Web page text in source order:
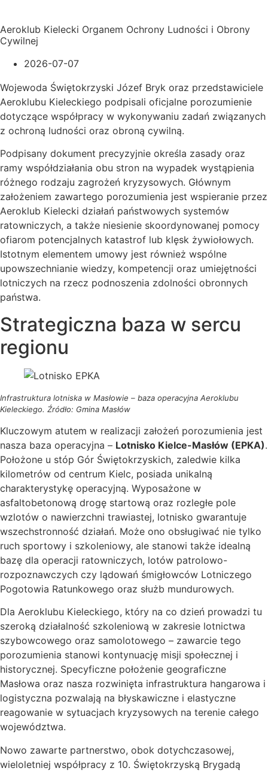
Aeroklub Kielecki Organem Ochrony Ludności i Obrony
Cywilnej
2026-07-07
Wojewoda Świętokrzyski Józef Bryk oraz przedstawiciele
Aeroklubu Kieleckiego podpisali oficjalne porozumienie
dotyczące współpracy w wykonywaniu zadań związanych
z ochroną ludności oraz obroną cywilną.
Podpisany dokument precyzyjnie określa zasady oraz
ramy współdziałania obu stron na wypadek wystąpienia
różnego rodzaju zagrożeń kryzysowych. Głównym
założeniem zawartego porozumienia jest wspieranie przez
Aeroklub Kielecki działań państwowych systemów
ratowniczych, a także niesienie skoordynowanej pomocy
ofiarom potencjalnych katastrof lub klęsk żywiołowych.
Istotnym elementem umowy jest również wspólne
upowszechnianie wiedzy, kompetencji oraz umiejętności
lotniczych na rzecz podnoszenia zdolności obronnych
państwa.
Strategiczna baza w sercu
regionu
Infrastruktura lotniska w Masłowie – baza operacyjna Aeroklubu
Kieleckiego. Źródło: Gmina Masłów
Kluczowym atutem w realizacji założeń porozumienia jest
nasza baza operacyjna – Lotnisko Kielce-Masłów (EPKA).
Położone u stóp Gór Świętokrzyskich, zaledwie kilka
kilometrów od centrum Kielc, posiada unikalną
charakterystykę operacyjną. Wyposażone w
asfaltobetonową drogę startową oraz rozległe pole
wzlotów o nawierzchni trawiastej, lotnisko gwarantuje
wszechstronność działań. Może ono obsługiwać nie tylko
ruch sportowy i szkoleniowy, ale stanowi także idealną
bazę dla operacji ratowniczych, lotów patrolowo-
rozpoznawczych czy lądowań śmigłowców Lotniczego
Pogotowia Ratunkowego oraz służb mundurowych.
Dla Aeroklubu Kieleckiego, który na co dzień prowadzi tu
szeroką działalność szkoleniową w zakresie lotnictwa
szybowcowego oraz samolotowego – zawarcie tego
porozumienia stanowi kontynuację misji społecznej i
historycznej. Specyficzne położenie geograficzne
Masłowa oraz nasza rozwinięta infrastruktura hangarowa i
logistyczna pozwalają na błyskawiczne i elastyczne
reagowanie w sytuacjach kryzysowych na terenie całego
województwa.
Nowo zawarte partnerstwo, obok dotychczasowej,
wieloletniej współpracy z 10. Świętokrzyską Brygadą